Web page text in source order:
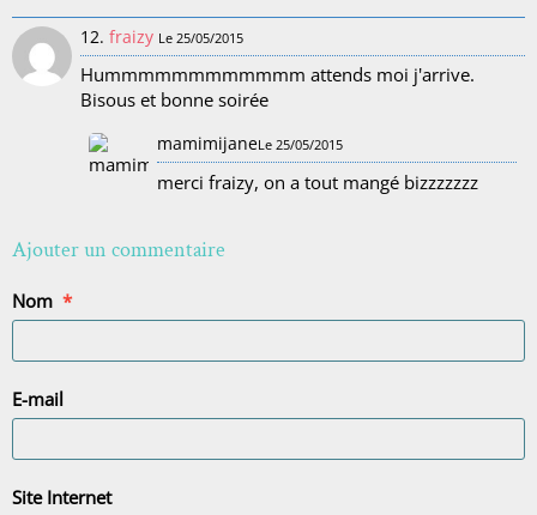
12. fraizy Le 25/05/2015
Hummmmmmmmmmmm attends moi j'arrive.
Bisous et bonne soirée
mamimijaneLe 25/05/2015
merci fraizy, on a tout mangé bizzzzzzz
Ajouter un commentaire
Nom
E-mail
Site Internet